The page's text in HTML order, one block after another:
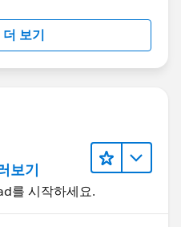
보기
보기
를 시작하세요.